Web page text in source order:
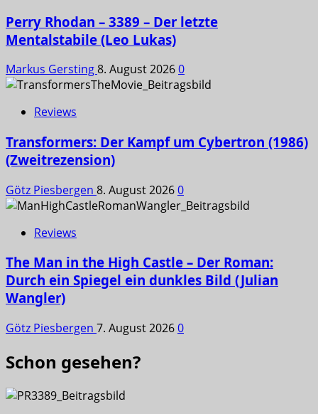
Perry Rhodan – 3389 – Der letzte
Mentalstabile (Leo Lukas)
Markus Gersting8. August 20260
Reviews
Transformers: Der Kampf um Cybertron (1986)
(Zweitrezension)
Götz Piesbergen 8. August 20260
Reviews
The Man in the High Castle – Der Roman:
Durch ein Spiegel ein dunkles Bild (Julian
Wangler)
Götz Piesbergen 7. August 20260
Schon gesehen?